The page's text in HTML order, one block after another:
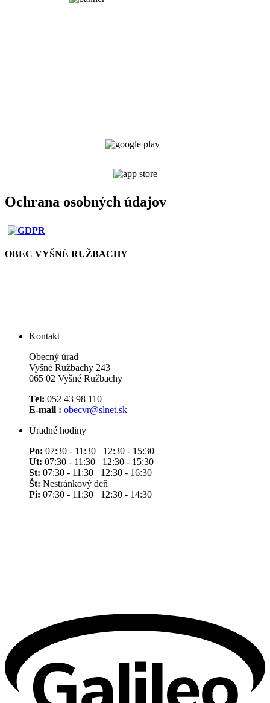
Ochrana osobných údajov
OBEC VYŠNÉ RUŽBACHY
Kontakt
Obecný úrad
Vyšné Ružbachy 243
065 02 Vyšné Ružbachy
Tel: 052 43 98 110
E-mail : obecvr@slnet.sk
Úradné hodiny
Po: 07:30 - 11:30 12:30 - 15:30
Ut: 07:30 - 11:30 12:30 - 15:30
St: 07:30 - 11:30 12:30 - 16:30
Št: Nestránkový deň
Pi: 07:30 - 11:30 12:30 - 14:30